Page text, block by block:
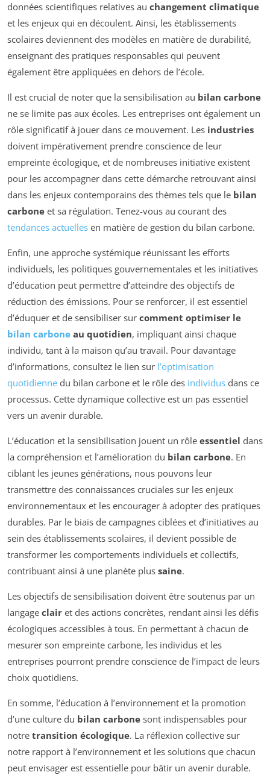
données scientifiques relatives au changement climatique
et les enjeux qui en découlent. Ainsi, les établissements
scolaires deviennent des modèles en matière de durabilité,
enseignant des pratiques responsables qui peuvent
également être appliquées en dehors de l’école.
Il est crucial de noter que la sensibilisation au bilan carbone
ne se limite pas aux écoles. Les entreprises ont également un
rôle significatif à jouer dans ce mouvement. Les industries
doivent impérativement prendre conscience de leur
empreinte écologique, et de nombreuses initiative existent
pour les accompagner dans cette démarche retrouvant ainsi
dans les enjeux contemporains des thèmes tels que le bilan
carbone et sa régulation. Tenez-vous au courant des
tendances actuelles en matière de gestion du bilan carbone.
Enfin, une approche systémique réunissant les efforts
individuels, les politiques gouvernementales et les initiatives
d’éducation peut permettre d’atteindre des objectifs de
réduction des émissions. Pour se renforcer, il est essentiel
d’éduquer et de sensibiliser sur comment optimiser le
bilan carbone au quotidien, impliquant ainsi chaque
individu, tant à la maison qu’au travail. Pour davantage
d’informations, consultez le lien sur l’optimisation
quotidienne du bilan carbone et le rôle des individus dans ce
processus. Cette dynamique collective est un pas essentiel
vers un avenir durable.
L’éducation et la sensibilisation jouent un rôle essentiel dans
la compréhension et l’amélioration du bilan carbone. En
ciblant les jeunes générations, nous pouvons leur
transmettre des connaissances cruciales sur les enjeux
environnementaux et les encourager à adopter des pratiques
durables. Par le biais de campagnes ciblées et d’initiatives au
sein des établissements scolaires, il devient possible de
transformer les comportements individuels et collectifs,
contribuant ainsi à une planète plus saine.
Les objectifs de sensibilisation doivent être soutenus par un
langage clair et des actions concrètes, rendant ainsi les défis
écologiques accessibles à tous. En permettant à chacun de
mesurer son empreinte carbone, les individus et les
entreprises pourront prendre conscience de l’impact de leurs
choix quotidiens.
En somme, l’éducation à l’environnement et la promotion
d’une culture du bilan carbone sont indispensables pour
notre transition écologique. La réflexion collective sur
notre rapport à l’environnement et les solutions que chacun
peut envisager est essentielle pour bâtir un avenir durable.